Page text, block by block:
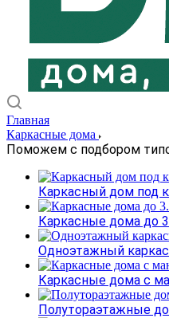
Главная
Каркасные дома
Поможем с подбором
Каркасный дом под
Каркасные дома до
Одноэтажный
Каркасные дома с
Полутораэтажные